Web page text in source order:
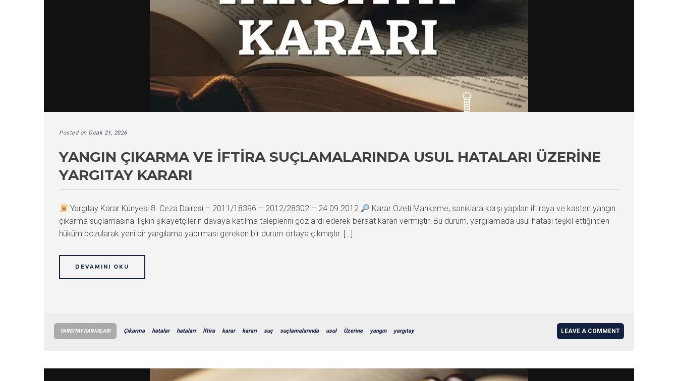
Posted on Ocak 21, 2026
YANGIN ÇIKARMA VE İFTIRA SUÇLAMALARINDA USUL HATALARI ÜZERINE
YARGITAY KARARI
Yargıtay Karar Künyesi 8. Ceza Dairesi – 2011/18396 – 2012/28302 – 24.09.2012
Karar Özeti Mahkeme, sanıklara karşı yapılan iftiraya ve kasten yangın
çıkarma suçlamasına ilişkin şikayetçilerin davaya katılma taleplerini göz ardı ederek beraat kararı vermiştir. Bu durum, yargılamada usul hatası teşkil ettiğinden
hüküm bozularak yeni bir yargılama yapılması gereken bir durum ortaya çıkmıştır. […]
DEVAMINI OKU
YARGITAY KARARLARI Çıkarma hatalar hataları İftira karar kararı suç suçlamalarında usul Üzerine yangın yargıtay LEAVE A COMMENT